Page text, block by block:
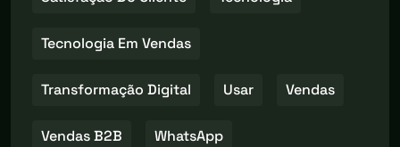
Tecnologia Em Vendas
Transformação Digital Usar Vendas
Vendas B2B WhatsApp